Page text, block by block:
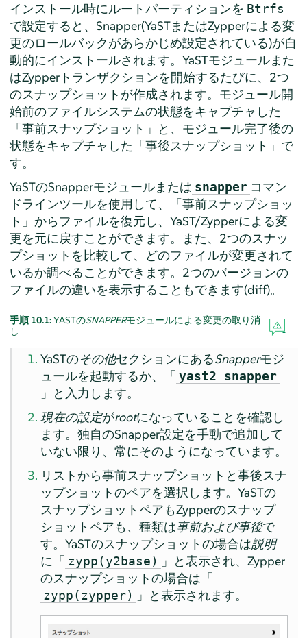
インストール時にルートパーティションを Btrfs
で設定すると、Snapper(YaSTまたはZypperによる変
更のロールバックがあらかじめ設定されている)が自
動的にインストールされます。YaSTモジュールまた
はZypperトランザクションを開始するたびに、2つ
のスナップショットが作成されます。モジュール開
始前のファイルシステムの状態をキャプチャした
「事前スナップショット 」 と、モジュール完了後の
状態をキャプチャした 「事後スナップショット 」 で
す。
YaSTのSnapperモジュールまたは snapper コマン
ドラインツールを使用して、
「事前スナップショッ
ト 」 からファイルを復元し、YaST/Zypperによる変
更を元に戻すことができます。また、2つのスナッ
プショットを比較して、どのファイルが変更されて
いるか調べることができます。2つのバージョンの
ファイルの違いを表示することもできます(diff)。
手順 10.1:YASTのSNAPPERモジュールによる変更の取り消
し
YaSTのその他セクションにあるSnapperモジ
ュールを起動するか、「 yast2 snapper
」と入力します。
現在の設定がrootになっていることを確認し
ます。独自のSnapper設定を手動で追加して
いない限り、常にそのようになっています。
リストから事前スナップショットと事後スナ
ップショットのペアを選択します。YaSTの
スナップショットペアもZypperのスナップ
ショットペアも、種類は事前および事後で
す。YaSTのスナップショットの場合は説明
に「 zypp(y2base)
」と表示され、Zypper
のスナップショットの場合は「
zypp(zypper) 」と表示されます。